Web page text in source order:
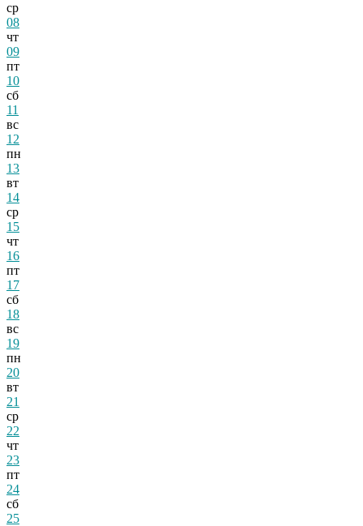
ср
08
чт
09
пт
10
сб
11
вс
12
пн
13
вт
14
ср
15
чт
16
пт
17
сб
18
вс
19
пн
20
вт
21
ср
22
чт
23
пт
24
сб
25